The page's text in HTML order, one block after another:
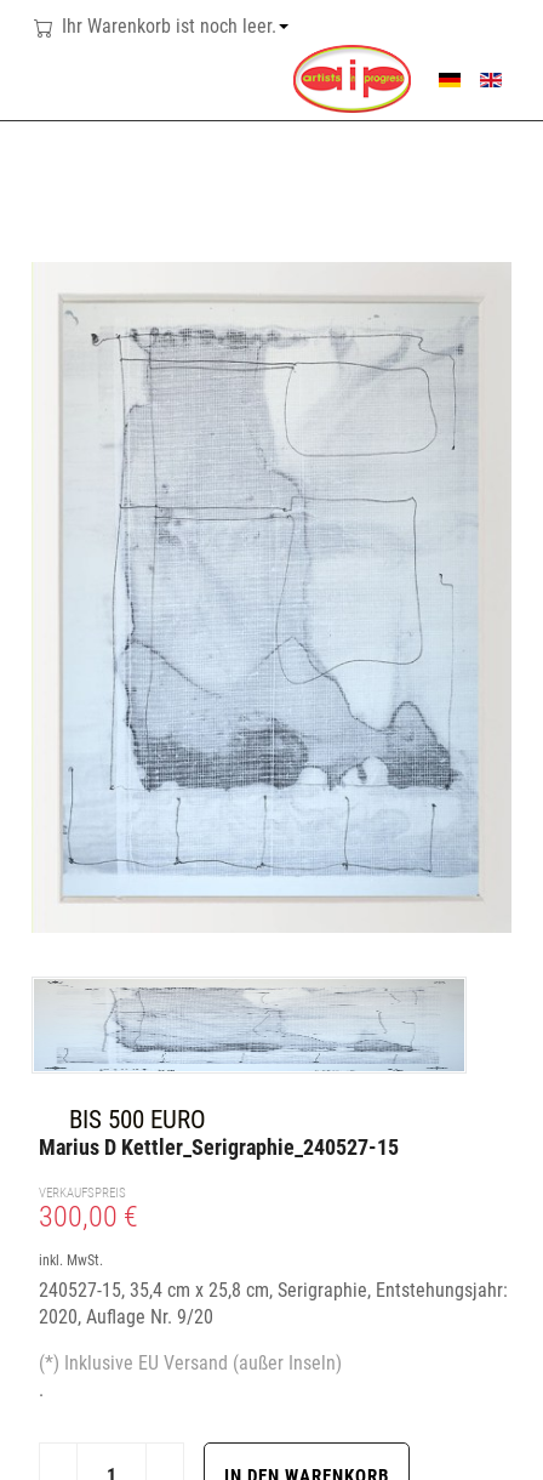
Ihr Warenkorb ist noch leer.
SPRACHE
BIS 500 EURO
Marius D Kettler_Serigraphie_240527-15
VERKAUFSPREIS
300,00 €
inkl. MwSt.
240527-15, 35,4 cm x 25,8 cm, Serigraphie, Entstehungsjahr:
2020, Auflage Nr. 9/20
(*) Inklusive EU Versand (außer Inseln)
.